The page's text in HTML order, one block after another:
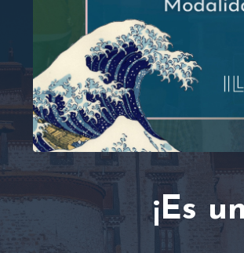
¡Es